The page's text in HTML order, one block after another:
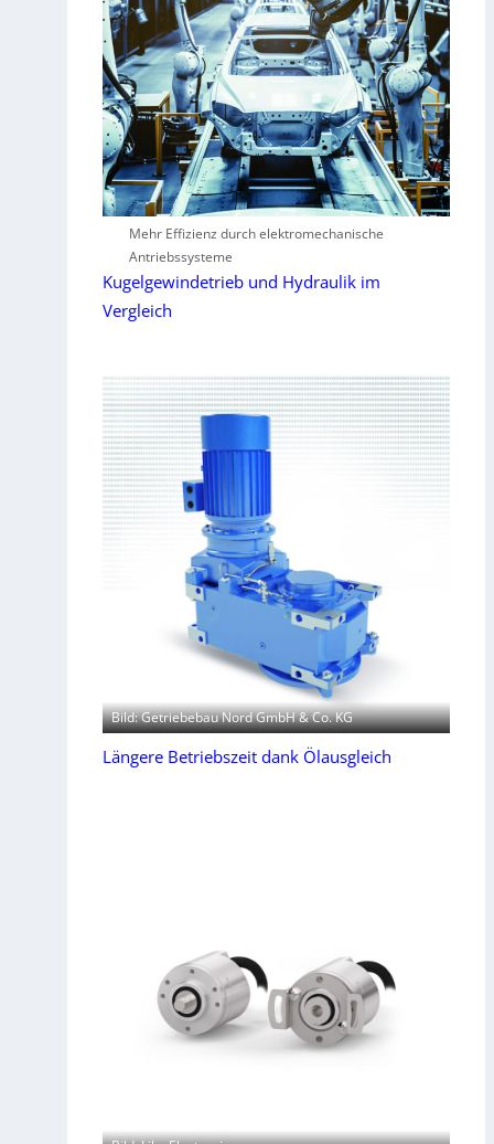
Mehr Effizienz durch elektromechanische
Antriebssysteme
Kugelgewindetrieb und Hydraulik im
Vergleich
Bild: Getriebebau Nord GmbH & Co. KG
Längere Betriebszeit dank Ölausgleich